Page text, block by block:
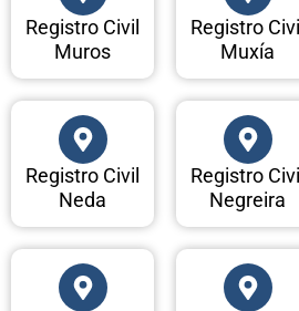
Registro Civil
Muros
Registro Civil
Muxía
Registro Civil
Neda
Registro Civil
Negreira